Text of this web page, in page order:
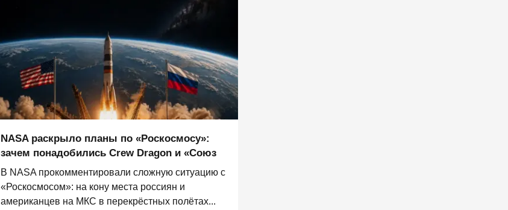
NASA раскрыло планы по «Роскосмосу»:
зачем понадобились Crew Dragon и «Союз
В NASA прокомментировали сложную ситуацию с
«Роскосмосом»: на кону места россиян и
американцев на МКС в перекрёстных полётах...